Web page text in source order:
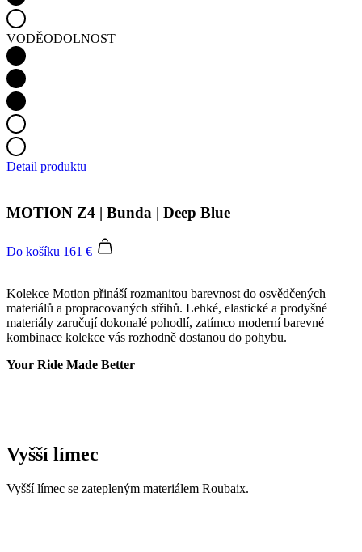
VODĚODOLNOST
Detail produktu
MOTION Z4 | Bunda | Deep Blue
Do košíku 161 €
Kolekce Motion přináší rozmanitou barevnost do osvědčených
materiálů a propracovaných střihů. Lehké, elastické a prodyšné
materiály zaručují dokonalé pohodlí, zatímco moderní barevné
kombinace kolekce vás rozhodně dostanou do pohybu.
Your Ride Made Better
Vyšší límec
Vyšší límec se zatepleným materiálem Roubaix.